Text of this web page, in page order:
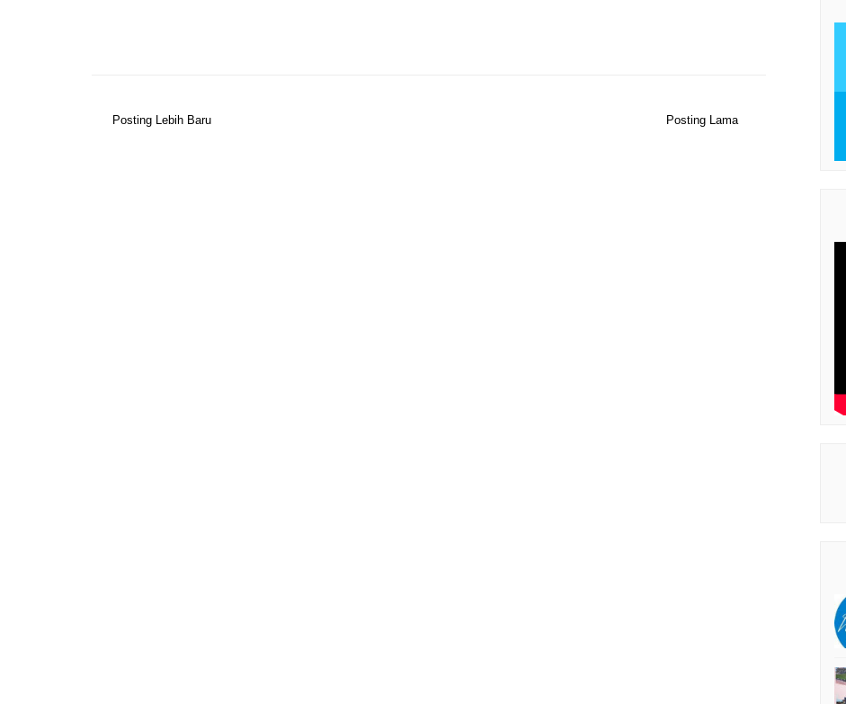
Posting Lebih Baru Posting Lama